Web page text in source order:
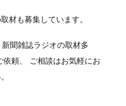
材も募集しています。
聞雑誌ラジオの取材多
頼、 ご相談はお気軽にお